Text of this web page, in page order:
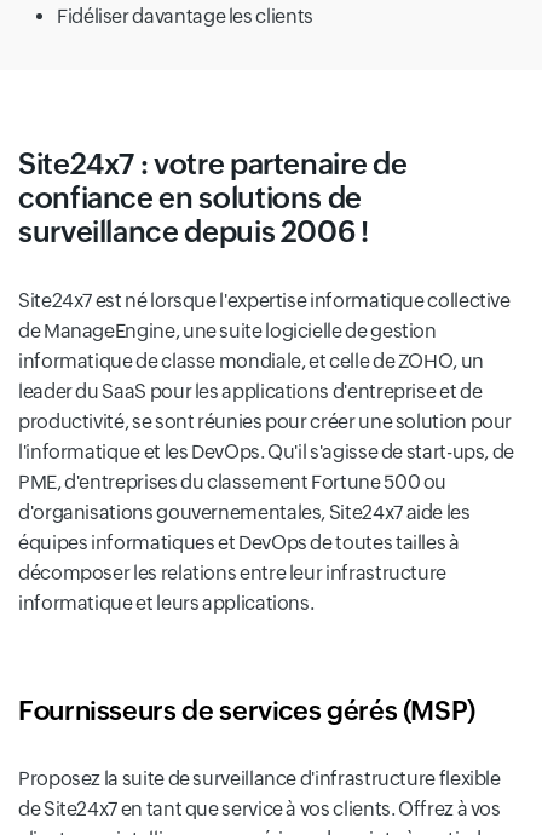
Fidéliser davantage les clients
Site24x7 : votre partenaire de
confiance en solutions de
surveillance depuis 2006 !
Site24x7 est né lorsque l'expertise informatique collective
de ManageEngine, une suite logicielle de gestion
informatique de classe mondiale, et celle de ZOHO, un
leader du SaaS pour les applications d'entreprise et de
productivité, se sont réunies pour créer une solution pour
l'informatique et les DevOps. Qu'il s'agisse de start-ups, de
PME, d'entreprises du classement Fortune 500 ou
d'organisations gouvernementales, Site24x7 aide les
équipes informatiques et DevOps de toutes tailles à
décomposer les relations entre leur infrastructure
informatique et leurs applications.
Fournisseurs de services gérés (MSP)
Proposez la suite de surveillance d'infrastructure flexible
de Site24x7 en tant que service à vos clients. Offrez à vos